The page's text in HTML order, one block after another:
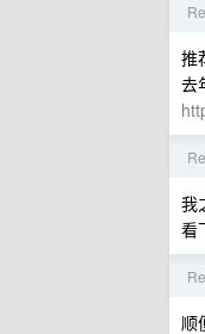
推
去
我
看
顺